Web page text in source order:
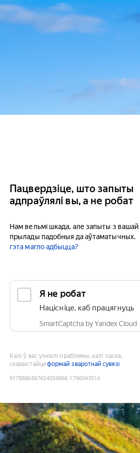
Пацвердзіце, што запыты
адпраўлялі вы, а не робат
Нам вельмі шкада, але запыты з вашай
прылады падобныя да аўтаматычных.
гэта магло адбыцца?
Я не робат
Націсніце, каб працягнуць
SmartCaptcha by Yandex Cloud
Калі ў вас узніклі праблемы, калі ласка,
скарыстайцеформай зваротнай сувязі
9178886867654558866:1786043514